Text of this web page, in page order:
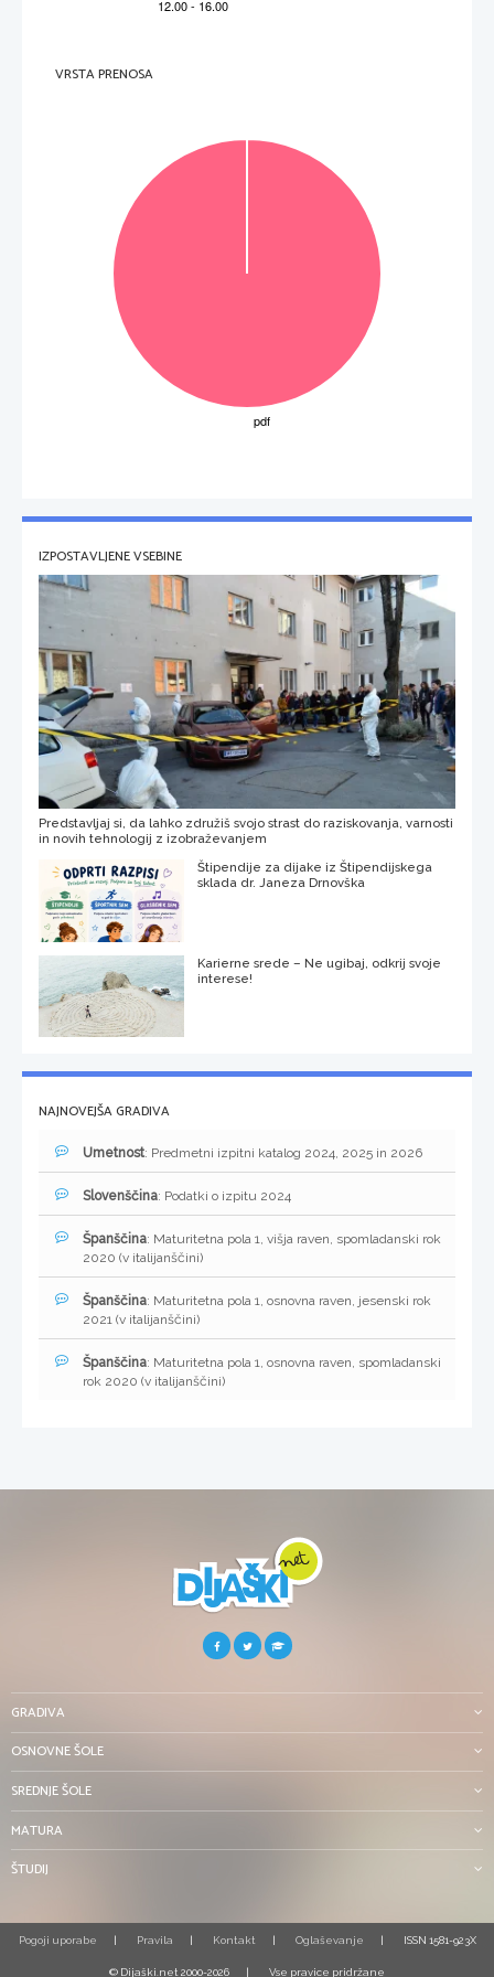
VRSTA PRENOSA
IZPOSTAVLJENE VSEBINE
Predstavljaj si, da lahko združiš svojo strast do raziskovanja, varnosti
in novih tehnologij z izobraževanjem
Štipendije za dijake iz Štipendijskega
sklada dr. Janeza Drnovška
Karierne srede – Ne ugibaj, odkrij svoje
interese!
NAJNOVEJŠA GRADIVA
Umetnost: Predmetni izpitni katalog 2024, 2025 in 2026
Slovenščina: Podatki o izpitu 2024
Španščina: Maturitetna pola 1, višja raven, spomladanski rok
2020 (v italijanščini)
Španščina: Maturitetna pola 1, osnovna raven, jesenski rok
2021 (v italijanščini)
Španščina: Maturitetna pola 1, osnovna raven, spomladanski
rok 2020 (v italijanščini)
GRADIVA
OSNOVNE ŠOLE
SREDNJE ŠOLE
MATURA
ŠTUDIJ
Pogoji uporabe Pravila Kontakt Oglaševanje ISSN 1581-923X
© Dijaški.net 2000-2026 Vse pravice pridržane